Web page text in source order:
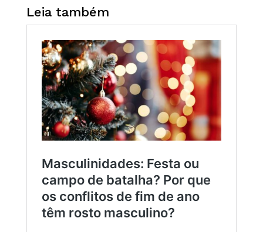
Leia também